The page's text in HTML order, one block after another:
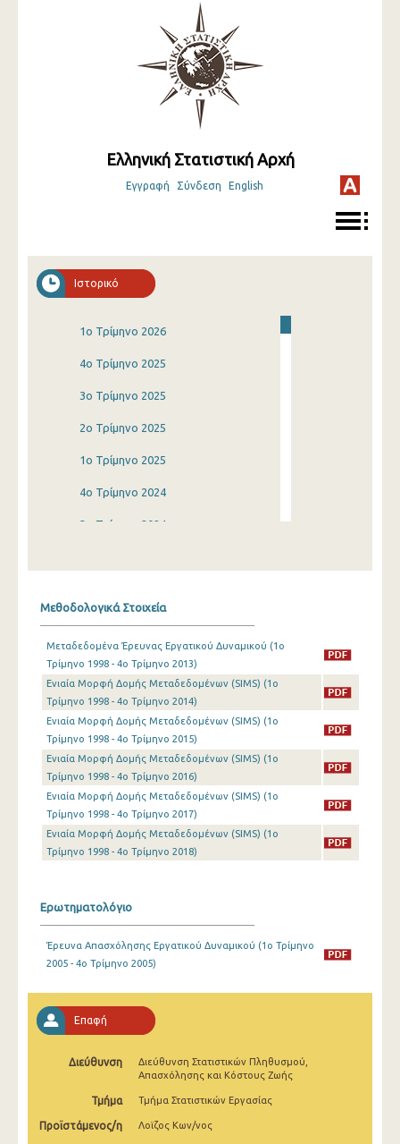
Ελληνική Στατιστική Αρχή
Εγγραφή Σύνδεση English
Ιστορικό
1o Τρίμηνο 2026
4o Τρίμηνο 2025
3o Τρίμηνο 2025
2o Τρίμηνο 2025
1o Τρίμηνο 2025
4o Τρίμηνο 2024
3o Τρίμηνο 2024
3o Τρίμηνο 2023
2o Τρίμηνο 2023
1o Τρίμηνο 2023
4o Τρίμηνο 2022
3o Τρίμηνο 2022
2o Τρίμηνο 2022
1o Τρίμηνο 2022
3o Τρίμηνο 2021
2o Τρίμηνο 2021
4o Τρίμηνο 2020
2o Τρίμηνο 2020
1o Τρίμηνο 2020
4o Τρίμηνο 2019
Μεθοδολογικά Στοιχεία
Μεταδεδομένα Έρευνας Εργατικού Δυναμικού (1o
Τρίμηνο 1998 - 4o Τρίμηνο 2013)
Ενιαία Μορφή Δομής Μεταδεδομένων (SIMS) (1o
Τρίμηνο 1998 - 4o Τρίμηνο 2014)
Ενιαία Μορφή Δομής Μεταδεδομένων (SIMS) (1o
Τρίμηνο 1998 - 4o Τρίμηνο 2015)
Ενιαία Μορφή Δομής Μεταδεδομένων (SIMS) (1o
Τρίμηνο 1998 - 4o Τρίμηνο 2016)
Ενιαία Μορφή Δομής Μεταδεδομένων (SIMS) (1o
Τρίμηνο 1998 - 4o Τρίμηνο 2017)
Ενιαία Μορφή Δομής Μεταδεδομένων (SIMS) (1o
Τρίμηνο 1998 - 4o Τρίμηνο 2018)
Ερωτηματολόγιο
Έρευνα Απασχόλησης Εργατικού Δυναμικού (1o Τρίμηνο
2005 - 4o Τρίμηνο 2005)
Επαφή
Διεύθυνση
Διεύθυνση Στατιστικών Πληθυσμού,
Απασχόλησης και Κόστους Ζωής
Τμήμα Τμήμα Στατιστικών Εργασίας
Προϊστάμενος/η Λοϊζος Κων/νος